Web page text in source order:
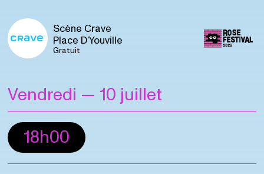
Scène Crave
Place D’Youville
Gratuit
Vendredi — 10 juillet
18h00